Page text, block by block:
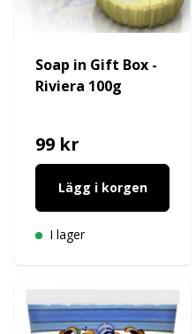
Soap in Gift Box -
Riviera 100g
99 kr
Lägg i korgen
I lager